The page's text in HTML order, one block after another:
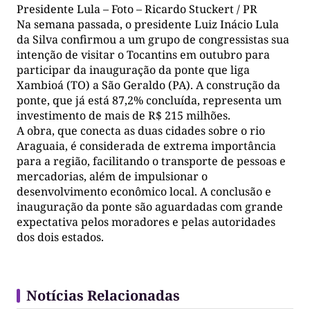
Presidente Lula – Foto – Ricardo Stuckert / PR
Na semana passada, o presidente Luiz Inácio Lula
da Silva confirmou a um grupo de congressistas sua
intenção de visitar o Tocantins em outubro para
participar da inauguração da ponte que liga
Xambioá (TO) a São Geraldo (PA). A construção da
ponte, que já está 87,2% concluída, representa um
investimento de mais de R$ 215 milhões.
A obra, que conecta as duas cidades sobre o rio
Araguaia, é considerada de extrema importância
para a região, facilitando o transporte de pessoas e
mercadorias, além de impulsionar o
desenvolvimento econômico local. A conclusão e
inauguração da ponte são aguardadas com grande
expectativa pelos moradores e pelas autoridades
dos dois estados.
Notícias Relacionadas